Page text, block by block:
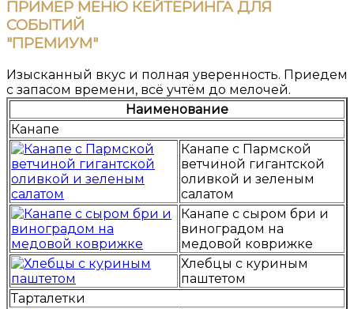
ПРИМЕР МЕНЮ КЕЙТЕРИНГА ДЛЯ
СОБЫТИЙ
"ПРЕМИУМ"
Изысканный вкус и полная уверенность. Приедем
с запасом времени, всё учтём до мелочей.
Наименование
Канапе
Канапе с Пармской
ветчиной гигантской
оливкой и зеленым
салатом
Канапе с сыром бри и
виноградом на
медовой коврижке
Хлебцы с куриным
паштетом
Тарталетки